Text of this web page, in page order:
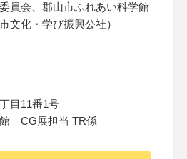
員会、郡山市ふれあい科学館
文化・学び振興公社）
目11番1号
CG展担当 TR係